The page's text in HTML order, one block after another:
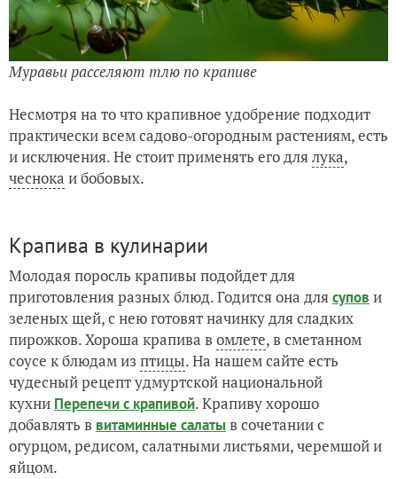
Муравьи расселяют тлю по крапиве
Несмотря на то что крапивное удобрение подходит
практически всем садово-огородным растениям, есть
и исключения. Не стоит применять его длялука,
чеснока и бобовых.
Крапива в кулинарии
Молодая поросль крапивы подойдет для
приготовления разных блюд. Годится она длясупов и
зеленых щей, с нею готовят начинку для сладких
пирожков. Хороша крапива вомлете, в сметанном
соусе к блюдам из птицы. На нашем сайте есть
чудесный рецепт удмуртской национальной
кухни Перепечи с крапивой. Крапиву хорошо
добавлять в витаминные салаты в сочетании с
огурцом, редисом, салатными листьями, черемшой и
яйцом.